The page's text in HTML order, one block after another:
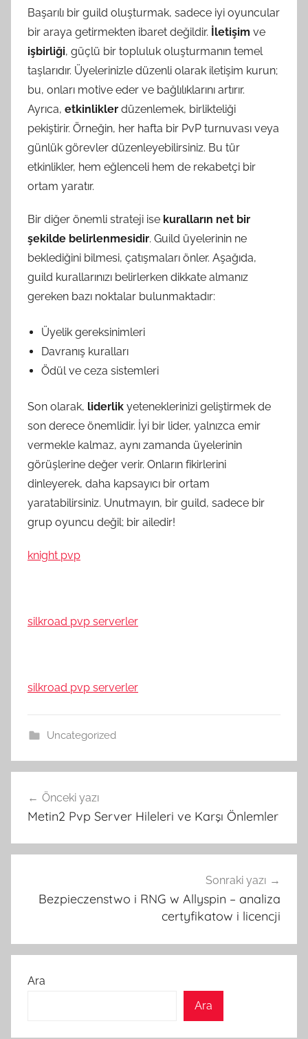
Başarılı bir guild oluşturmak, sadece iyi oyuncular
bir araya getirmekten ibaret değildir. İletişim ve
işbirliği, güçlü bir topluluk oluşturmanın temel
taşlarıdır. Üyelerinizle düzenli olarak iletişim kurun;
bu, onları motive eder ve bağlılıklarını artırır.
Ayrıca, etkinlikler düzenlemek, birlikteliği
pekiştirir. Örneğin, her hafta bir PvP turnuvası veya
günlük görevler düzenleyebilirsiniz. Bu tür
etkinlikler, hem eğlenceli hem de rekabetçi bir
ortam yaratır.
Bir diğer önemli strateji ise kuralların net bir
şekilde belirlenmesidir. Guild üyelerinin ne
beklediğini bilmesi, çatışmaları önler. Aşağıda,
guild kurallarınızı belirlerken dikkate almanız
gereken bazı noktalar bulunmaktadır:
Üyelik gereksinimleri
Davranış kuralları
Ödül ve ceza sistemleri
Son olarak, liderlik yeteneklerinizi geliştirmek de
son derece önemlidir. İyi bir lider, yalnızca emir
vermekle kalmaz, aynı zamanda üyelerinin
görüşlerine değer verir. Onların fikirlerini
dinleyerek, daha kapsayıcı bir ortam
yaratabilirsiniz. Unutmayın, bir guild, sadece bir
grup oyuncu değil; bir ailedir!
knight pvp
silkroad pvp serverler
silkroad pvp serverler
Uncategorized
gezinmesi
Önceki yazı
Metin2 Pvp Server Hileleri ve Karşı Önlemler
Sonraki yazı
Bezpieczenstwo i RNG w Allyspin – analiza
certyfikatow i licencji
Ara
Ara